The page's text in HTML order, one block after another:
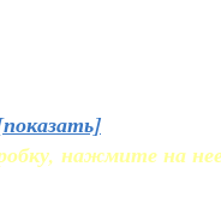
нажмите на